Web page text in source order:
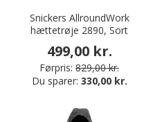
Snickers AllroundWork
hættetrøje 2890, Sort
499,00 kr.
Førpris: 829,00 kr.
Du sparer: 330,00 kr.